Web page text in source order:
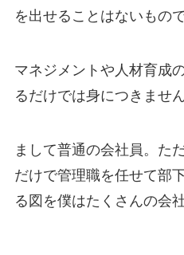
を出せることはないもので
マネジメントや人材育成
るだけでは身につきません
まして普通の会社員。た
だけで管理職を任せて部
る図を僕はたくさんの会